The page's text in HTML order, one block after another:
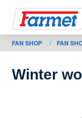
a
Farmet
FAN SHOP / FAN
Winter